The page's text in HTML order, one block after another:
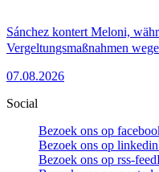
Sánchez kontert Meloni,
Vergeltungsmaßnahmen
07.08.2026
Social
Bezoek ons op
Bezoek ons op linkedin
Bezoek ons op rss-feed